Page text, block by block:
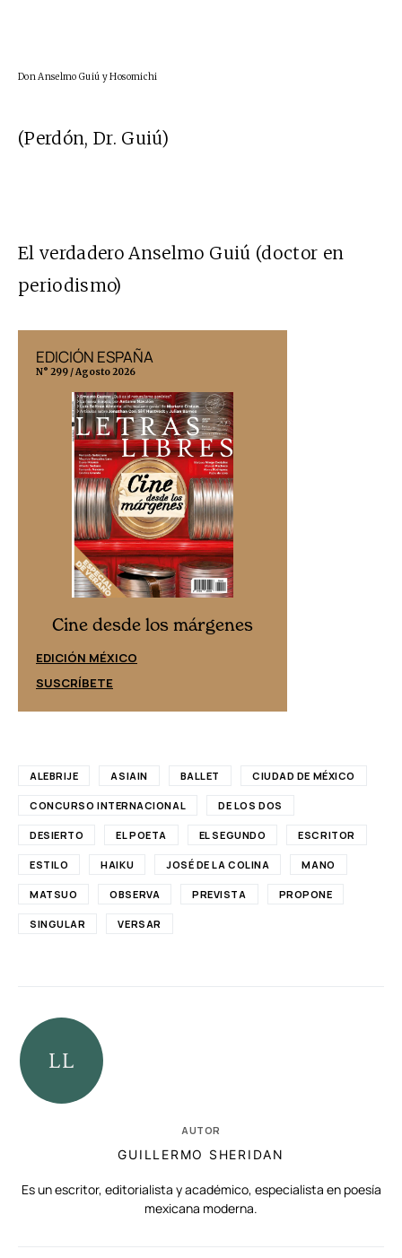
Don Anselmo Guiú y Hosomichi
(Perdón, Dr. Guiú)
El verdadero Anselmo Guiú (doctor en
periodismo)
EDICIÓN ESPAÑA
N° 299 / Agosto 2026
Cine desde los márgenes
EDICIÓN MÉXICO
SUSCRÍBETE
ALEBRIJE ASIAIN BALLET CIUDAD DE MÉXICO
CONCURSO INTERNACIONAL DE LOS DOS
DESIERTO EL POETA EL SEGUNDO ESCRITOR
ESTILO HAIKU JOSÉ DE LA COLINA MANO
MATSUO OBSERVA PREVISTA PROPONE
SINGULAR VERSAR
AUTOR
GUILLERMO SHERIDAN
Es un escritor, editorialista y académico, especialista en poesía
mexicana moderna.